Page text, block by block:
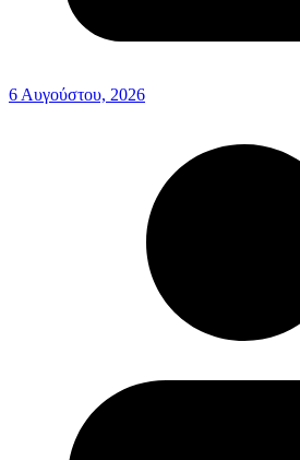
6 Αυγούστου, 2026